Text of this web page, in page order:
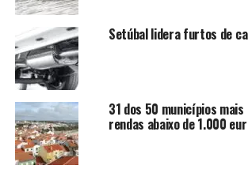
Setúbal lidera furtos de
31 dos 50 municípios
rendas abaixo de 1.000